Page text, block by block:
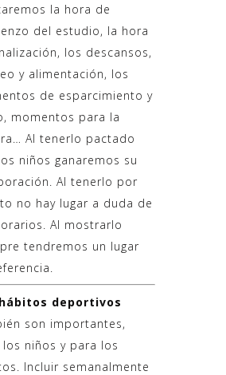
la hora de
del estudio, la hora
los descansos,
y alimentación, los
de esparcimiento y
momentos para la
Al tenerlo pactado
niños ganaremos su
Al tenerlo por
no hay lugar a duda de
Al mostrarlo
tendremos un lugar
deportivos
son importantes,
los niños y para los
Incluir semanalmente